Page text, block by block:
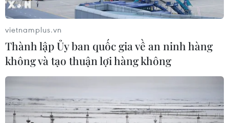
CƠ QUAN CHỦ QUẢN: THÔNG TẤN XÃ VIỆT NAM
THỦY
vietnamplus.vn
Thành lập Ủy ban quốc gia về an ninh hàng
không và tạo thuận lợi hàng không